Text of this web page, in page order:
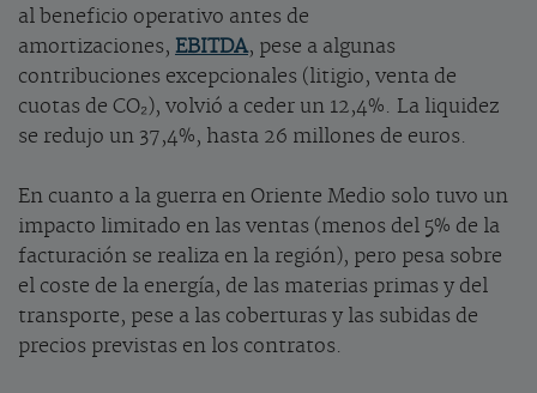
al beneficio operativo antes de
amortizaciones, EBITDA, pese a algunas
contribuciones excepcionales (litigio, venta de
cuotas de CO₂), volvió a ceder un 12,4%. La liquidez
se redujo un 37,4%, hasta 26 millones de euros.
En cuanto a la guerra en Oriente Medio solo tuvo un
impacto limitado en las ventas (menos del 5% de la
facturación se realiza en la región), pero pesa sobre
el coste de la energía, de las materias primas y del
transporte, pese a las coberturas y las subidas de
precios previstas en los contratos.